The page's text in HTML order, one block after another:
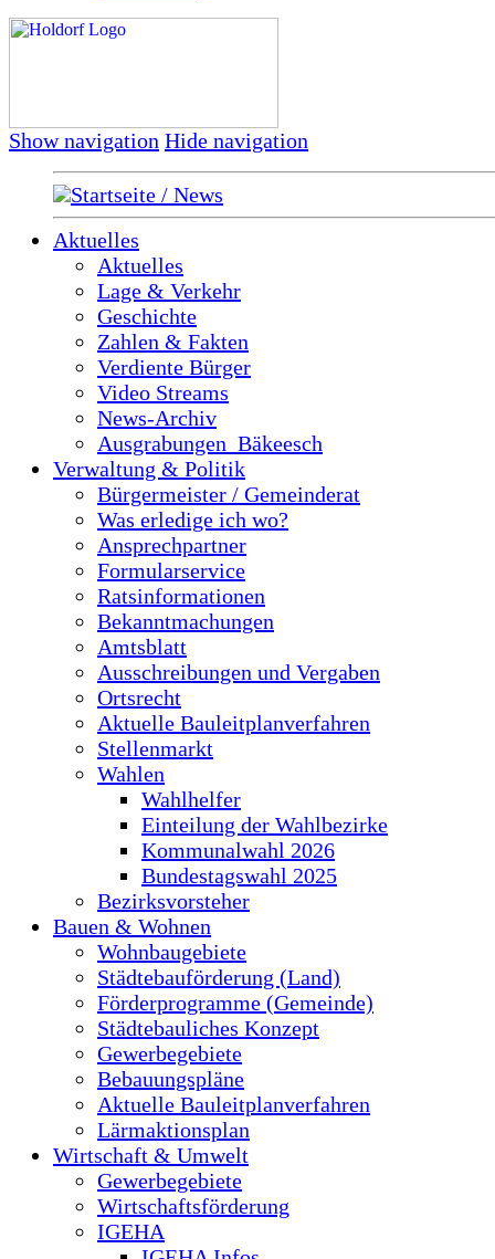
Show navigation Hide navigation
Startseite / News
Aktuelles
Aktuelles
Lage & Verkehr
Geschichte
Zahlen & Fakten
Verdiente Bürger
Video Streams
News-Archiv
Ausgrabungen_Bäkeesch
Verwaltung & Politik
Bürgermeister / Gemeinderat
Was erledige ich wo?
Ansprechpartner
Formularservice
Ratsinformationen
Bekanntmachungen
Amtsblatt
Ausschreibungen und Vergaben
Ortsrecht
Aktuelle Bauleitplanverfahren
Stellenmarkt
Wahlen
Wahlhelfer
Einteilung der Wahlbezirke
Kommunalwahl 2026
Bundestagswahl 2025
Bezirksvorsteher
Bauen & Wohnen
Wohnbaugebiete
Städtebauförderung (Land)
Förderprogramme (Gemeinde)
Städtebauliches Konzept
Gewerbegebiete
Bebauungspläne
Aktuelle Bauleitplanverfahren
Lärmaktionsplan
Wirtschaft & Umwelt
Gewerbegebiete
Wirtschaftsförderung
IGEHA